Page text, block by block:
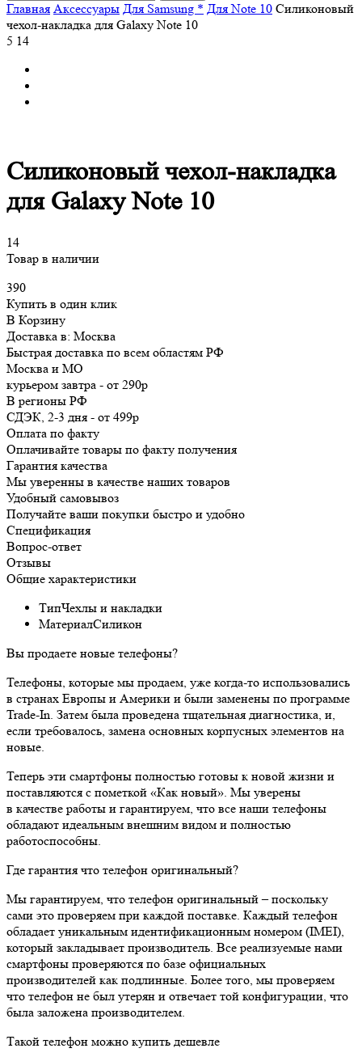
Главная Аксессуары Для Samsung * Для Note 10 Силиконовый
чехол-накладка для Galaxy Note 10
5 14
Силиконовый чехол-накладка
для Galaxy Note 10
14
Товар в наличии
390
Купить в один клик
В Корзину
Доставка в: Москва
Быстрая доставка по всем областям РФ
Москва и МО
курьером завтра - от 290р
В регионы РФ
СДЭК, 2-3 дня - от 499р
Оплата по факту
Оплачивайте товары по факту получения
Гарантия качества
Мы уверенны в качестве наших товаров
Удобный самовывоз
Получайте ваши покупки быстро и удобно
Спецификация
Вопрос-ответ
Отзывы
Общие характеристики
ТипЧехлы и накладки
МатериалСиликон
Вы продаете новые телефоны?
Телефоны, которые мы продаем, уже когда-то использовались
в странах Европы и Америки и были заменены по программе
Trade-In. Затем была проведена тщательная диагностика, и,
если требовалось, замена основных корпусных элементов на
новые.
Теперь эти смартфоны полностью готовы к новой жизни и
поставляются с пометкой «Как новый». Мы уверены
в качестве работы и гарантируем, что все наши телефоны
обладают идеальным внешним видом и полностью
работоспособны.
Где гарантия что телефон оригинальный?
Мы гарантируем, что телефон оригинальный – поскольку
сами это проверяем при каждой поставке. Каждый телефон
обладает уникальным идентификационным номером (IMEI),
который закладывает производитель. Все реализуемые нами
смартфоны проверяются по базе официальных
производителей как подлинные. Более того, мы проверяем
что телефон не был утерян и отвечает той конфигурации, что
была заложена производителем.
Такой телефон можно купить дешевле